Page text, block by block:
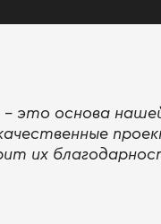
- это основа
их